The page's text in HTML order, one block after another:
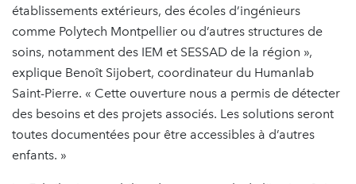
établissements extérieurs, des écoles d’ingénieurs
comme Polytech Montpellier ou d’autres structures de
soins, notamment des IEM et SESSAD de la région »,
explique Benoît Sijobert, coordinateur du Humanlab
Saint-Pierre. « Cette ouverture nous a permis de détecter
des besoins et des projets associés. Les solutions seront
toutes documentées pour être accessibles à d’autres
enfants. »